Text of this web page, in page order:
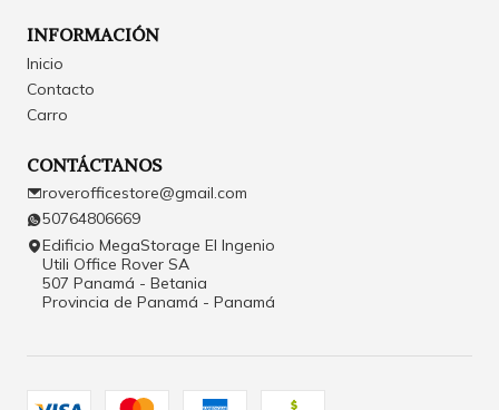
INFORMACIÓN
Inicio
Contacto
Carro
CONTÁCTANOS
roverofficestore@gmail.com
50764806669
Edificio MegaStorage El Ingenio
Utili Office Rover SA
507 Panamá - Betania
Provincia de Panamá - Panamá